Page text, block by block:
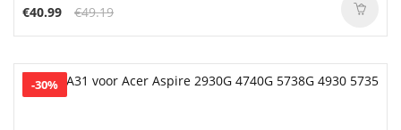
€40.99 €49.19
-30%